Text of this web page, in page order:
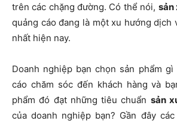
trên các chặng đường. Có thể nói, sản
quảng cáo đang là một xu hướng dịch
nhất hiện nay.
Doanh nghiệp bạn chọn sản phẩm
cáo chăm sóc đến khách hàng và
phẩm đó đạt những tiêu chuẩn sản
của doanh nghiệp bạn? Gần đây